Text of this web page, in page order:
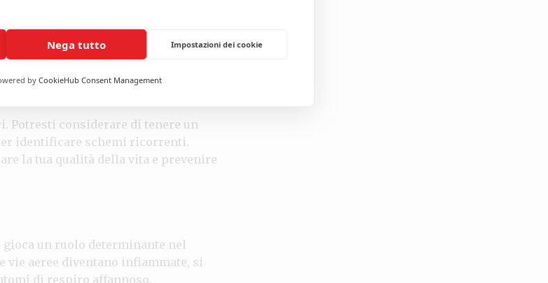
un attacco notturno, il che può
ragioni per cui la gestione
degli eventi scatenanti nella tua
Potresti considerare di tenere un
identificare schemi ricorrenti.
la tua qualità della vita e prevenire
un ruolo determinante nel
aeree diventano infiammate, si
di respiro affannoso.
Nega tutto Impostazioni dei cookie
byCookieHub Consent Management